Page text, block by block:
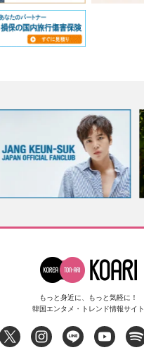
もっと身近に、もっと気軽に！
韓国エンタメ・トレンド情報サイト